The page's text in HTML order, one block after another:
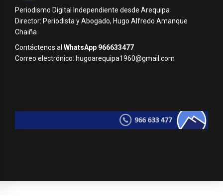
Periodismo Digital Independiente desde Arequipa
Director: Periodista y Abogado, Hugo Alfredo Amanque
Chaiña
Contáctenos al WhatsApp 966633477
Correo electrónico: hugoarequipa1960@gmail.com